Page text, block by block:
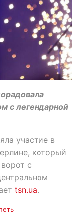
с легендарной
участие в
который
с
tsn.ua.